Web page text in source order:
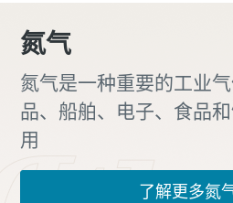
氮气
氮气是一种重要的工业
品、船舶、电子、食品
用
了解更多氮